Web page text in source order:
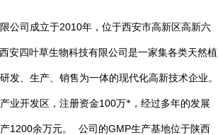
公司成立于2010年，位于西安市高新区高新六
安四叶草生物科技有限公司是一家集各类天然植
发、生产、销售为一体的现代化高新技术企业。
业开发区，注册资金100万*，经过多年的发展
1200余万元。 公司的GMP生产基地位于陕西